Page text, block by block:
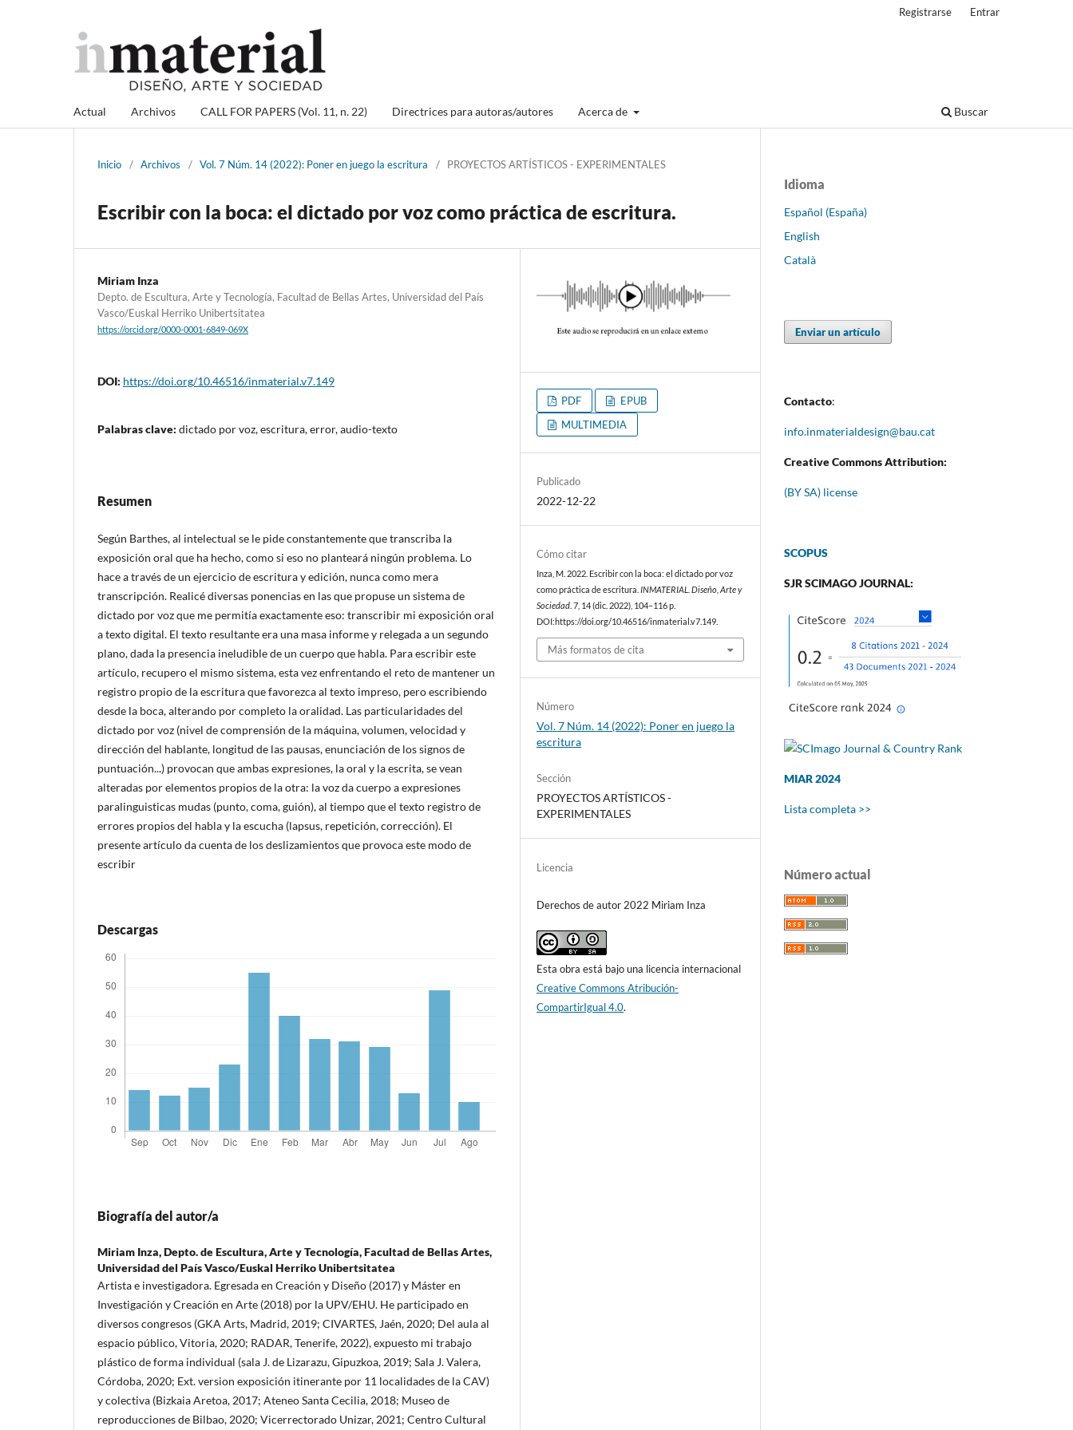
Actual Archivos CALL FOR PAPERS (Vol. 11, n. 22) Directrices para autoras/autores Acerca de Buscar
Registrarse Entrar
Inicio / Archivos / Vol. 7 Núm. 14 (2022): Poner en juego la escritura / PROYECTOS ARTÍSTICOS - EXPERIMENTALES
Escribir con la boca: el dictado por voz como práctica de escritura.
Miriam Inza
Depto. de Escultura, Arte y Tecnología, Facultad de Bellas Artes, Universidad del País
Vasco/Euskal Herriko Unibertsitatea
https://orcid.org/0000-0001-6849-069X
DOI: https://doi.org/10.46516/inmaterial.v7.149
Palabras clave: dictado por voz, escritura, error, audio-texto
Resumen
Según Barthes, al intelectual se le pide constantemente que transcriba la
exposición oral que ha hecho, como si eso no planteará ningún problema. Lo
hace a través de un ejercicio de escritura y edición, nunca como mera
transcripción. Realicé diversas ponencias en las que propuse un sistema de
dictado por voz que me permitía exactamente eso: transcribir mi exposición oral
a texto digital. El texto resultante era una masa informe y relegada a un segundo
plano, dada la presencia ineludible de un cuerpo que habla. Para escribir este
artículo, recupero el mismo sistema, esta vez enfrentando el reto de mantener un
registro propio de la escritura que favorezca al texto impreso, pero escribiendo
desde la boca, alterando por completo la oralidad. Las particularidades del
dictado por voz (nivel de comprensión de la máquina, volumen, velocidad y
dirección del hablante, longitud de las pausas, enunciación de los signos de
puntuación...) provocan que ambas expresiones, la oral y la escrita, se vean
alteradas por elementos propios de la otra: la voz da cuerpo a expresiones
paralinguisticas mudas (punto, coma, guión), al tiempo que el texto registro de
errores propios del habla y la escucha (lapsus, repetición, corrección). El
presente artículo da cuenta de los deslizamientos que provoca este modo de
escribir
Descargas
Biografía del autor/a
Miriam Inza,Depto. de Escultura, Arte y Tecnología, Facultad de Bellas Artes,
Universidad del País Vasco/Euskal Herriko Unibertsitatea
Artista e investigadora. Egresada en Creación y Diseño (2017) y Máster en
Investigación y Creación en Arte (2018) por la UPV/EHU. He participado en
diversos congresos (GKA Arts, Madrid, 2019; CIVARTES, Jaén, 2020; Del aula al
espacio público, Vitoria, 2020; RADAR, Tenerife, 2022), expuesto mi trabajo
plástico de forma individual (sala J. de Lizarazu, Gipuzkoa, 2019; Sala J. Valera,
Córdoba, 2020; Ext. version exposición itinerante por 11 localidades de la CAV)
y colectiva (Bizkaia Aretoa, 2017; Ateneo Santa Cecilia, 2018; Museo de
reproducciones de Bilbao, 2020; Vicerrectorado Unizar, 2021; Centro Cultural
PDF
EPUB
MULTIMEDIA
Publicado
2022-12-22
Cómo citar
Inza, M. 2022. Escribir con la boca: el dictado por voz
como práctica de escritura.INMATERIAL. Diseño, Arte y
Sociedad . 7, 14 (dic. 2022), 104–116 p.
DOI:https://doi.org/10.46516/inmaterial.v7.149.
Más formatos de cita
Número
Vol. 7 Núm. 14 (2022): Poner en juego la
escritura
Sección
PROYECTOS ARTÍSTICOS -
EXPERIMENTALES
Licencia
Derechos de autor 2022 Miriam Inza
Esta obra está bajo una licencia internacional
Creative Commons Atribución-
CompartirIgual 4.0.
Idioma
Español (España)
English
Català
Enviar un artículo
Contacto:
info.inmaterialdesign@bau.cat
Creative Commons Attribution:
(BY SA) license
SCOPUS
SJR SCIMAGO JOURNAL:
MIAR 2024
Lista completa >>
Número actual